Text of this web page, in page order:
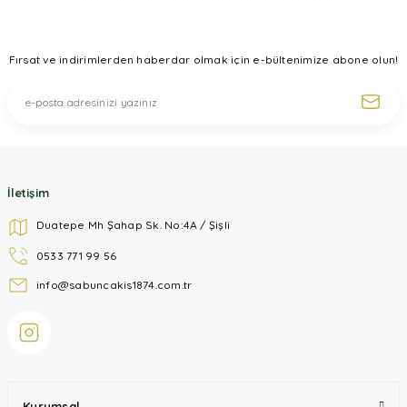
Bu ürüne benzer farklı alternatifler olmalı.
Fırsat ve indirimlerden haberdar olmak için e-bültenimize abone olun!
İletişim
Duatepe Mh Şahap Sk. No:4A / Şişli
0533 771 99 56
info@sabuncakis1874.com.tr